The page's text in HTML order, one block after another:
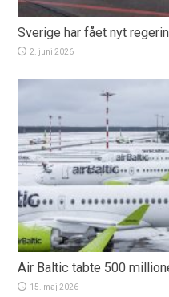
Sverige har fået nyt
2. juni 2026
Air Baltic tabte 500
15. maj 2026